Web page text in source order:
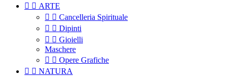
  ARTE
  Cancelleria Spirituale
  Dipinti
  Gioielli
Maschere
  Opere Grafiche
  NATURA